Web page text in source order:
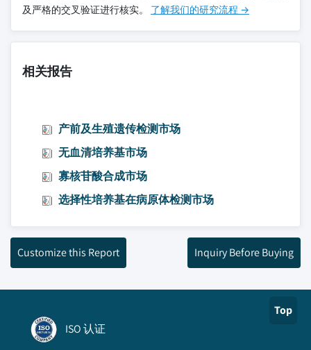
及严格的交叉验证进行核实。 了解我们的研究流程 →
相关报告
产前及生殖遗传检测市场
无血清培养基市场
寡核苷酸合成市场
选择性培养基在病原体检测市场
Customize this Report Inquiry Before Buying
Top
ISO 认证